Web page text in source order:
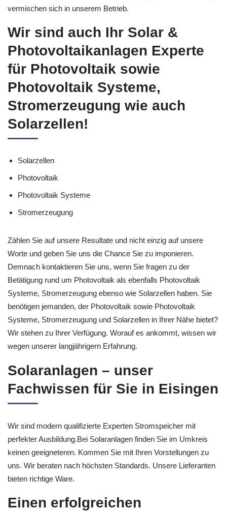
vermischen sich in unserem Betrieb.
Wir sind auch Ihr Solar &
Photovoltaikanlagen Experte
für Photovoltaik sowie
Photovoltaik Systeme,
Stromerzeugung wie auch
Solarzellen!
Solarzellen
Photovoltaik
Photovoltaik Systeme
Stromerzeugung
Zählen Sie auf unsere Resultate und nicht einzig auf unsere
Worte und geben Sie uns die Chance Sie zu imponieren.
Demnach kontaktieren Sie uns, wenn Sie fragen zu der
Betätigung rund um Photovoltaik als ebenfalls Photovoltaik
Systeme, Stromerzeugung ebenso wie Solarzellen haben. Sie
benötigen jemanden, der Photovoltaik sowie Photovoltaik
Systeme, Stromerzeugung und Solarzellen in Ihrer Nähe bietet?
Wir stehen zu Ihrer Verfügung. Worauf es ankommt, wissen wir
wegen unserer langjährigern Erfahrung.
Solaranlagen – unser
Fachwissen für Sie in Eisingen
Wir sind modern qualifizierte Experten Stromspeicher mit
perfekter Ausbildung.Bei Solaranlagen finden Sie im Umkreis
keinen geeigneteren. Kommen Sie mit Ihren Vorstellungen zu
uns. Wir beraten nach höchsten Standards. Unsere Lieferanten
bieten richtige Ware.
Einen erfolgreichen